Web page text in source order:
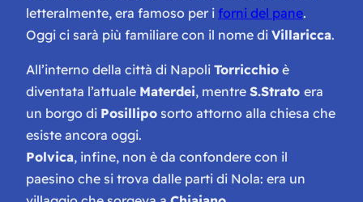
letteralmente, era famoso per i forni del pane.
Oggi ci sarà più familiare con il nome di Villaricca.
All’interno della città di Napoli Torricchio è
diventata l’attuale Materdei, mentre S.Strato era
un borgo di Posillipo sorto attorno alla chiesa che
esiste ancora oggi.
Polvica, infine, non è da confondere con il
paesino che si trova dalle parti di Nola: era un